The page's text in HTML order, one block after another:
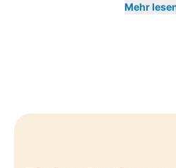
Selbstklebender oder
Bestellen Sie Ihren
Mehr